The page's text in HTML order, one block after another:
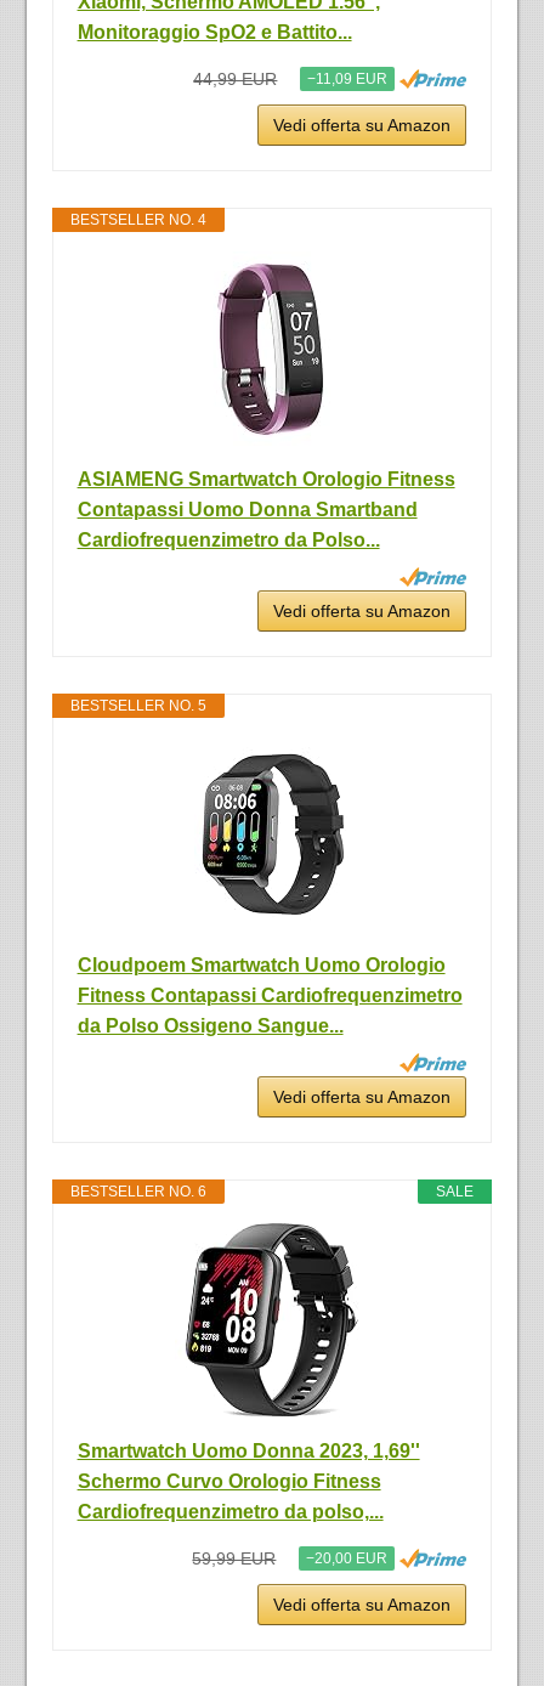
Monitoraggio SpO2 e Battito...
44,99 EUR −11,09 EUR
Vedi offerta su Amazon
BESTSELLER NO. 4
ASIAMENG Smartwatch Orologio Fitness
Contapassi Uomo Donna Smartband
Cardiofrequenzimetro da Polso...
Vedi offerta su Amazon
BESTSELLER NO. 5
Cloudpoem Smartwatch Uomo Orologio
Fitness Contapassi Cardiofrequenzimetro
da Polso Ossigeno Sangue...
Vedi offerta su Amazon
SALE
BESTSELLER NO. 6
Smartwatch Uomo Donna 2023, 1,69''
Schermo Curvo Orologio Fitness
Cardiofrequenzimetro da polso,...
59,99 EUR −20,00 EUR
Vedi offerta su Amazon